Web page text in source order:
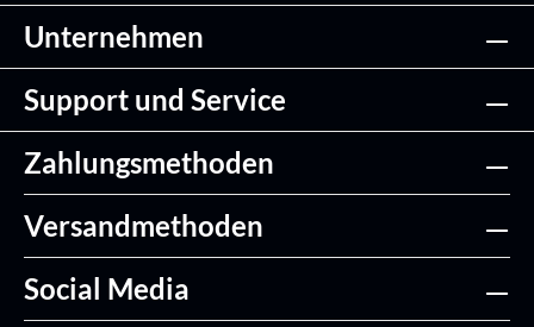
Unternehmen
Support und Service
Zahlungsmethoden
Versandmethoden
Social Media